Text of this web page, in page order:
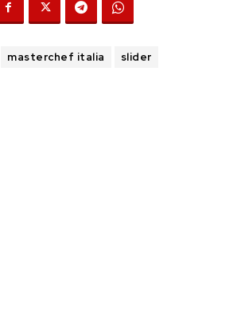
masterchef italia slider